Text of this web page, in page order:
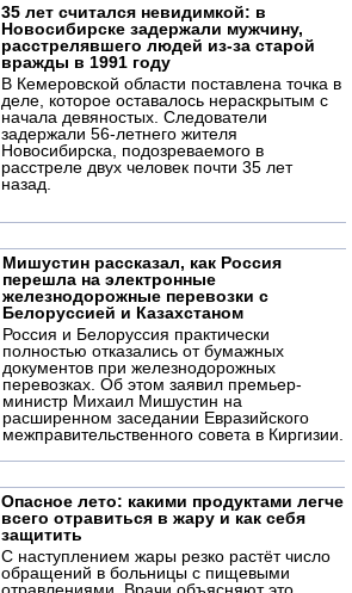
35 лет считался невидимкой: в
Новосибирске задержали мужчину,
расстрелявшего людей из-за старой
вражды в 1991 году
В Кемеровской области поставлена точка в
деле, которое оставалось нераскрытым с
начала девяностых. Следователи
задержали 56-летнего жителя
Новосибирска, подозреваемого в
расстреле двух человек почти 35 лет
назад.
Мишустин рассказал, как Россия
перешла на электронные
железнодорожные перевозки с
Белоруссией и Казахстаном
Россия и Белоруссия практически
полностью отказались от бумажных
документов при железнодорожных
перевозках. Об этом заявил премьер-
министр Михаил Мишустин на
расширенном заседании Евразийского
межправительственного совета в Киргизии.
Опасное лето: какими продуктами легче
всего отравиться в жару и как себя
защитить
С наступлением жары резко растёт число
обращений в больницы с пищевыми
отравлениями. Врачи объясняют это